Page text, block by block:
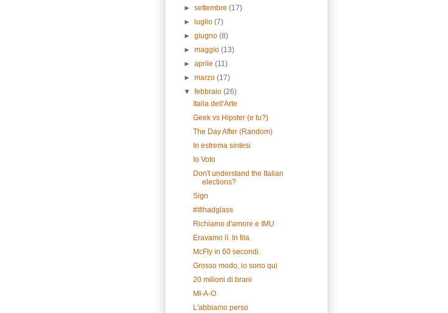
►settembre(17)
►luglio(7)
►giugno(8)
►maggio(13)
►aprile(11)
►marzo(17)
▼febbraio(26)
Italia dell'Arte
Geek vs Hipster (e tu?)
The Day After (Random)
In estrema sintesi
Io Voto
Don't understand the Italian
elections?
Sign
#ifihadglass
Richiamo d'amore e IMU
Eravamo lì. In fila.
McFly in 60 secondi.
Grosso modo, io sono qui
20 milioni di brani
MI-A-O
L'abbiamo perso